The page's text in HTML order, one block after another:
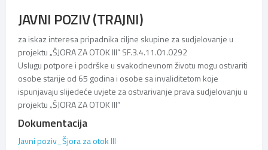
JAVNI POZIV (TRAJNI)
za iskaz interesa pripadnika ciljne skupine za sudjelovanje u
projektu „ŠJORA ZA OTOK III” SF.3.4.11.01.0292
Uslugu potpore i podrške u svakodnevnom životu mogu ostvariti
osobe starije od 65 godina i osobe sa invaliditetom koje
ispunjavaju slijedeće uvjete za ostvarivanje prava sudjelovanju u
projektu „ŠJORA ZA OTOK III”
Dokumentacija
Javni poziv_Šjora za otok III